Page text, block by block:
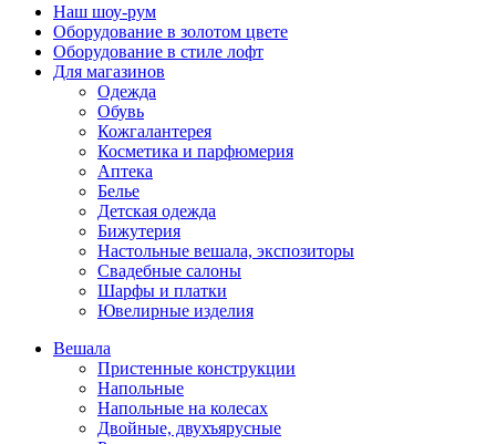
Наш шоу-рум
Оборудование в золотом цвете
Оборудование в стиле лофт
Для магазинов
Одежда
Обувь
Кожгалантерея
Косметика и парфюмерия
Аптека
Белье
Детская одежда
Бижутерия
Настольные вешала, экспозиторы
Свадебные салоны
Шарфы и платки
Ювелирные изделия
Вешала
Пристенные конструкции
Напольные
Напольные на колесах
Двойные, двухъярусные